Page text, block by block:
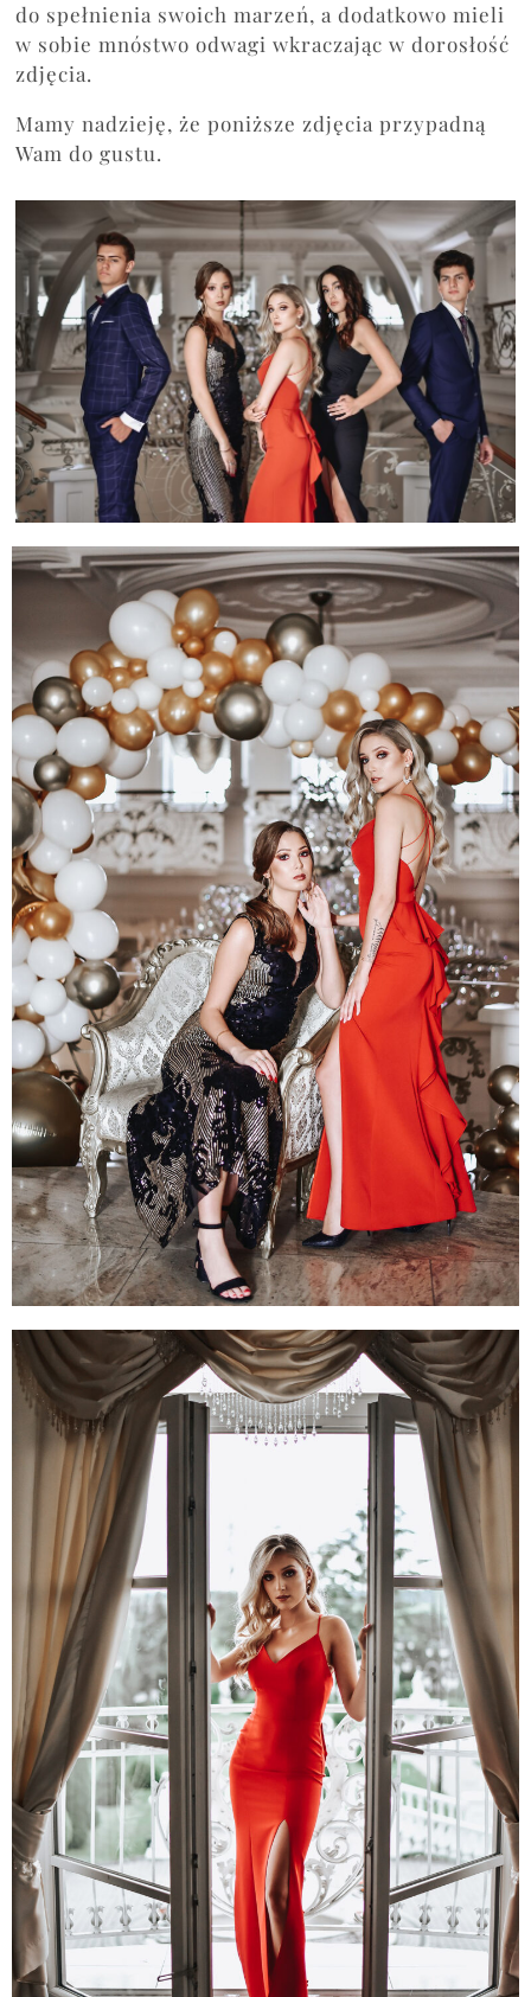
do spełnienia swoich marzeń, a dodatkowo mieli
w sobie mnóstwo odwagi wkraczając w dorosłość
zdjęcia.
Mamy nadzieję, że poniższe zdjęcia przypadną
Wam do gustu.